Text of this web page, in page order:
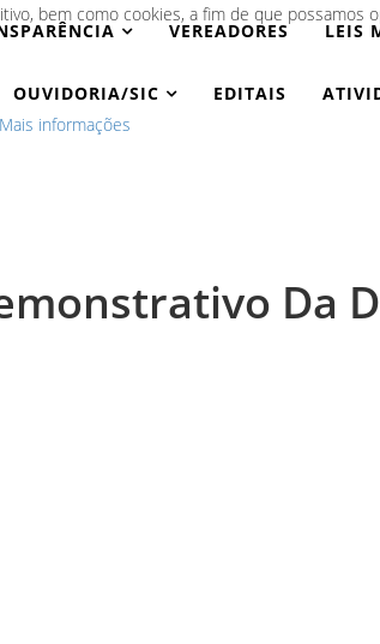
VEREADORES LEIS
OUVIDORIA/SIC EDITAIS
Da
bem como cookies, a fim de que
Mais informações